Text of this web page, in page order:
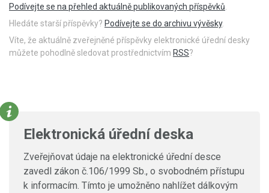
Podívejte se na přehled aktuálně publikovaných příspěvků
Hledáte starší příspěvky? Podívejte se do archivu vývěsky.
Víte, že aktuálně zveřejněné příspěvky elektronické úřední desky
můžete pohodlně sledovat prostřednictvím RSS?
Elektronická úřední deska
Zveřejňovat údaje na elektronické úřední desce
zavedl zákon č.106/1999 Sb., o svobodném přístupu
k informacím. Tímto je umožněno nahlížet dálkovým